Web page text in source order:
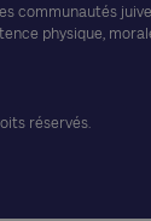
communautés
physique,
réservés.